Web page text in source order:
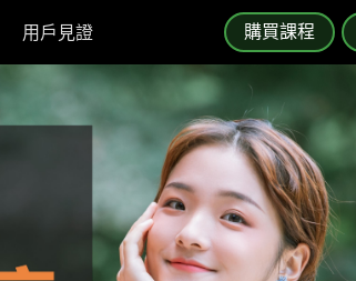
購買課程
用戶見證